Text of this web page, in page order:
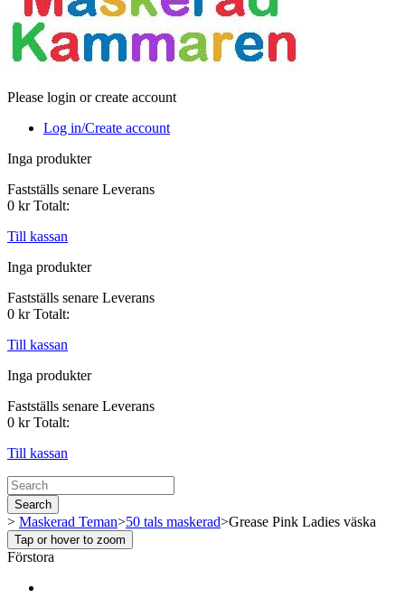
Please login or create account
Log in/Create account
Inga produkter
Fastställs senare Leverans
0 kr Totalt:
Till kassan
Inga produkter
Fastställs senare Leverans
0 kr Totalt:
Till kassan
Inga produkter
Fastställs senare Leverans
0 kr Totalt:
Till kassan
Search
> Maskerad Teman>50 tals maskerad>Grease Pink Ladies väska
Tap or hover to zoom
Förstora